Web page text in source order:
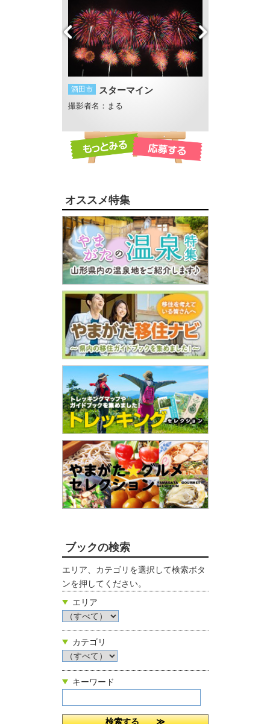
酒田市 スターマイン
撮影者名：まる
オススメ特集
ブックの検索
エリア、カテゴリを選択して検索ボタ
ンを押してください。
エリア
カテゴリ
キーワード